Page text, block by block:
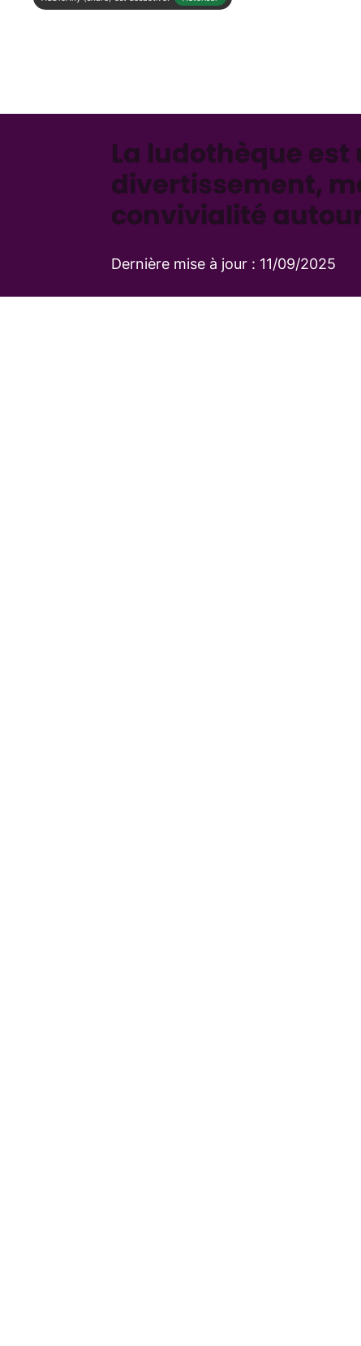
La ludothèque
divertissement,
convivialité
Dernière mise à jour : 11/09/2025